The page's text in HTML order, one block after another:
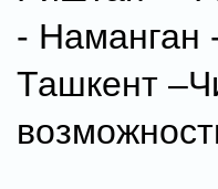
- Наманган
Ташкент